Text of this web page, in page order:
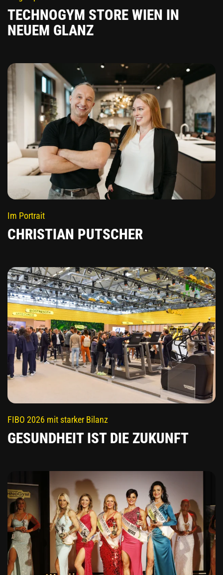
TECHNOGYM STORE WIEN IN
NEUEM GLANZ
Im Portrait
CHRISTIAN PUTSCHER
FIBO 2026 mit starker Bilanz
GESUNDHEIT IST DIE ZUKUNFT